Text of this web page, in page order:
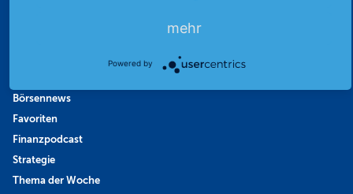
Börsennews
Favoriten
Finanzpodcast
Strategie
Thema der Woche
mehr
Powered by